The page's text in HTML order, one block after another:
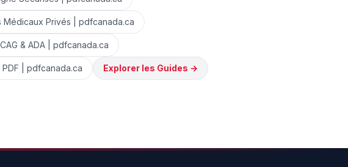
Médicaux Privés | pdfcanada.ca
& ADA | pdfcanada.ca
| pdfcanada.ca Explorer les Guides →